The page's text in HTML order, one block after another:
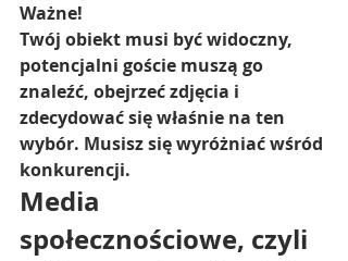
Ważne!
Twój obiekt musi być widoczny,
potencjalni goście muszą go
znaleźć, obejrzeć zdjęcia i
zdecydować się właśnie na ten
wybór. Musisz się wyróżniać wśród
konkurencji.
Media
społecznościowe, czyli